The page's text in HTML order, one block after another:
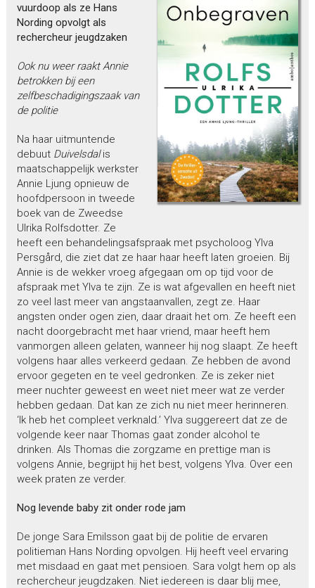
vuurdoop als ze Hans
Nording opvolgt als
rechercheur jeugdzaken
Ook nu weer raakt Annie
betrokken bij een
zelfbeschadigingszaak van
de politie
Na haar uitmuntende
debuut Duivelsdalis
maatschappelijk werkster
Annie Ljung opnieuw de
hoofdpersoon in tweede
boek van de Zweedse
Ulrika Rolfsdotter. Ze
heeft een behandelingsafspraak met psycholoog Ylva
Persgård, die ziet dat ze haar haar heeft laten groeien. Bij
Annie is de wekker vroeg afgegaan om op tijd voor de
afspraak met Ylva te zijn. Ze is wat afgevallen en heeft niet
zo veel last meer van angstaanvallen, zegt ze. Haar
angsten onder ogen zien, daar draait het om. Ze heeft een
nacht doorgebracht met haar vriend, maar heeft hem
vanmorgen alleen gelaten, wanneer hij nog slaapt. Ze heeft
volgens haar alles verkeerd gedaan. Ze hebben de avond
ervoor gegeten en te veel gedronken. Ze is zeker niet
meer nuchter geweest en weet niet meer wat ze verder
hebben gedaan. Dat kan ze zich nu niet meer herinneren.
‘Ik heb het compleet verknald.’ Ylva suggereert dat ze de
volgende keer naar Thomas gaat zonder alcohol te
drinken. Als Thomas die zorgzame en prettige man is
volgens Annie, begrijpt hij het best, volgens Ylva. Over een
week praten ze verder.
Nog levende baby zit onder rode jam
De jonge Sara Emilsson gaat bij de politie de ervaren
politieman Hans Nording opvolgen. Hij heeft veel ervaring
met misdaad en gaat met pensioen. Sara volgt hem op als
rechercheur jeugdzaken. Niet iedereen is daar blij mee,